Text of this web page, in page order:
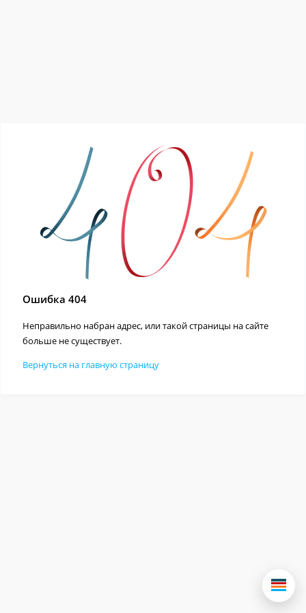
Ошибка 404
Неправильно набран адрес, или такой страницы на сайте
больше не существует.
Вернуться на главную страницу